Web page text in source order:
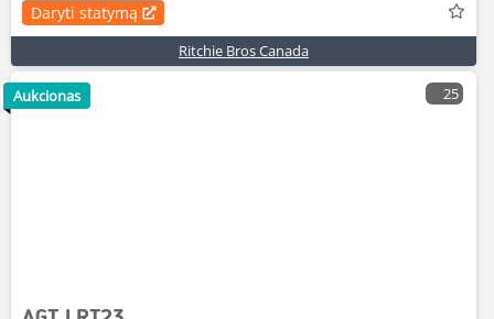
Daryti statymą
Ritchie Bros Canada
25
Aukcionas